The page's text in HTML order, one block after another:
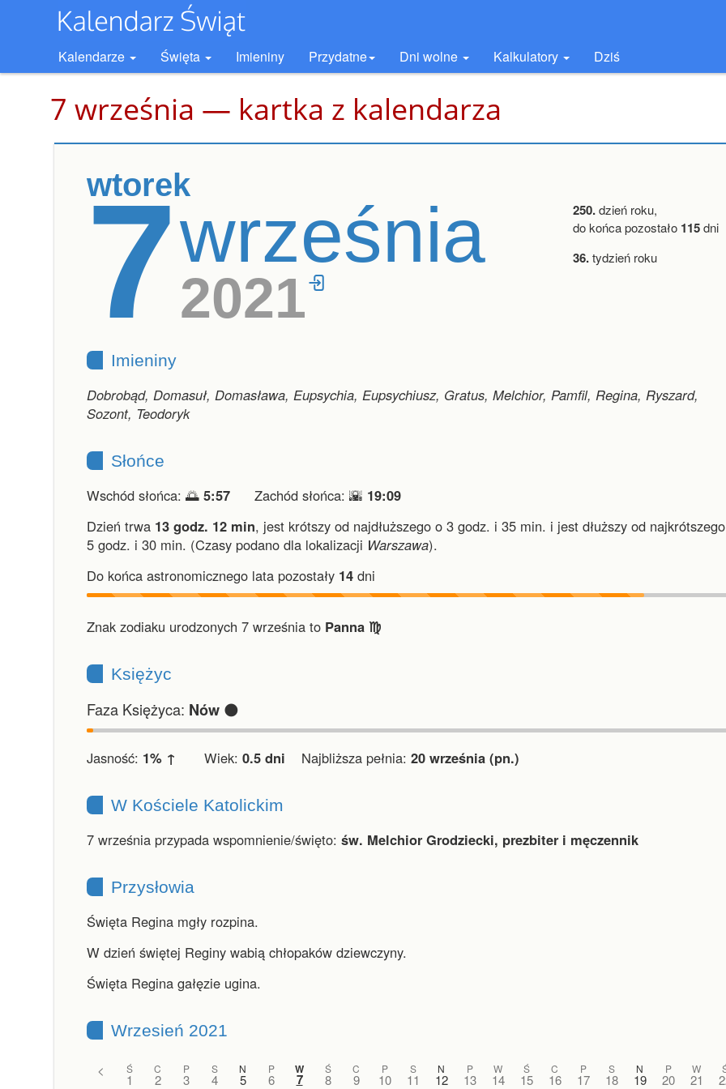
Kalendarze Święta Imieniny Przydatne Dni wolne Kalkulatory Dziś
7 września — kartka z kalendarza
wtorek
7września
2021
250.dzień roku,
do końca pozostało 115dni
36.tydzień roku
Imieniny
Dobrobąd, Domasuł, Domasława, Eupsychia, Eupsychiusz, Gratus, Melchior, Pamfil, Regina, Ryszard,
Sozont, Teodoryk
Słońce
Wschód słońca: 🌅 5:57 Zachód słońca: 🌇 19:09
Dzień trwa 13 godz. 12 min, jest krótszy od najdłuższego o 3 godz. i 35 min. i jest dłuższy od
5 godz. i 30 min. (Czasy podano dla lokalizacji Warszawa).
Do końca astronomicznego lata pozostały 14 dni
Znak zodiaku urodzonych 7 września to Panna ♍︎
Księżyc
Faza Księżyca: Nów 🌑
Jasność: 1% ↑ Wiek: 0.5 dni Najbliższa pełnia: 20 września (pn.)
W Kościele Katolickim
7 września przypada wspomnienie/święto: św. Melchior Grodziecki, prezbiter i męczennik
Przysłowia
Święta Regina mgły rozpina.
W dzień świętej Reginy wabią chłopaków dziewczyny.
Święta Regina gałęzie ugina.
Wrzesień 2021
< Ś
1
C
2
P
3
S
4
N
5
P
6
W
7
Ś
8
C
9
P
10
S
11
N
12
P
13
W
14
Ś
15
C
16
P
17
S
18
N
19
P
20
W
21